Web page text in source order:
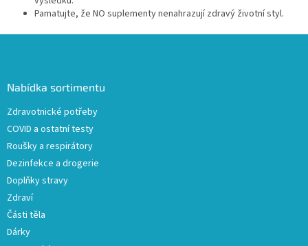
Pamatujte, že NO suplementy nenahrazují zdravý životní styl.
Nabídka sortimentu
Zdravotnické potřeby
COVID a ostatní testy
Roušky a respirátory
Dezinfekce a drogerie
Doplňky stravy
Zdraví
Části těla
Dárky